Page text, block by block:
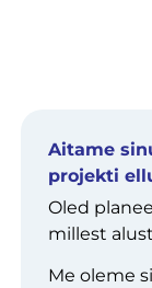
Aitame
projekti
Oled
millest
Me oleme